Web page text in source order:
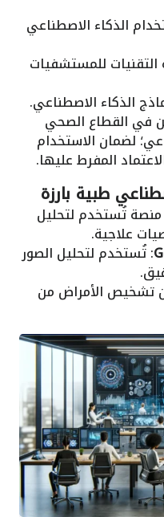
الذكاء الاصطناعي
للمستشفيات
الذكاء الاصطناعي.
في القطاع الصحي
لضمان الاستخدام
المفرط عليها.
طبية بارزة
تُستخدم لتحليل
علاجية.
: تُستخدم لتحليل الصور
تشخيص الأمراض من